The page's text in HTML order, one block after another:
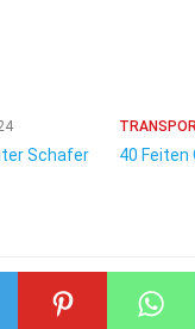
Schafer 40 Feiten